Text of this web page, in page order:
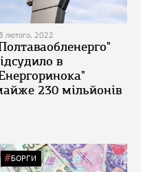
лютого, 2022
в
230 мільйонів
БОРГИ